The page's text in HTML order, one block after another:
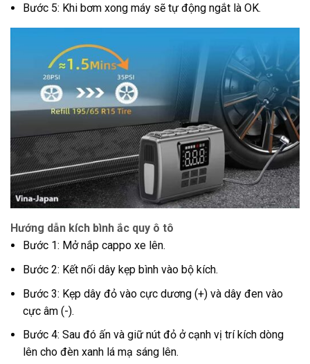
Bước 5: Khi bơm xong máy sẽ tự động ngắt là OK.
Hướng dẫn kích bình ắc quy ô tô
Bước 1: Mở nắp cappo xe lên.
Bước 2: Kết nối dây kẹp bình vào bộ kích.
Bước 3: Kẹp dây đỏ vào cực dương (+) và dây đen vào
cực âm (-).
Bước 4: Sau đó ấn và giữ nút đỏ ở cạnh vị trí kích dòng
lên cho đèn xanh lá mạ sáng lên.